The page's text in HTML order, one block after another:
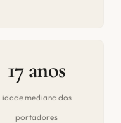
17 anos
idade mediana dos
portadores